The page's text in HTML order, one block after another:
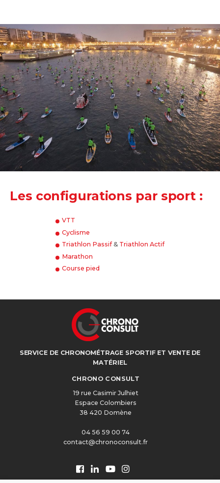
Les configurations par sport :
VTT
Cyclisme
Triathlon Passif& Triathlon Actif
Marathon
Course pied
SERVICE DE CHRONOMÉTRAGE SPORTIF ET VENTE DE
MATÉRIEL
CHRONO CONSULT
19 rue Casimir Julhiet
Espace Colombiers
38 420 Domène
04 56 59 00 74
contact@chronoconsult.fr